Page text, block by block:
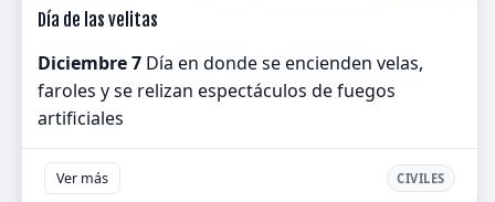
Día de las velitas
Diciembre 7 Día en donde se encienden velas,
faroles y se relizan espectáculos de fuegos
artificiales
Ver más CIVILES